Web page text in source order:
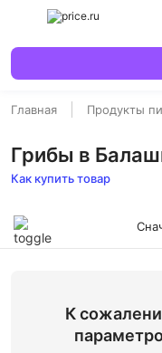
Главная Продукты
Грибы в
Как купить товар
К